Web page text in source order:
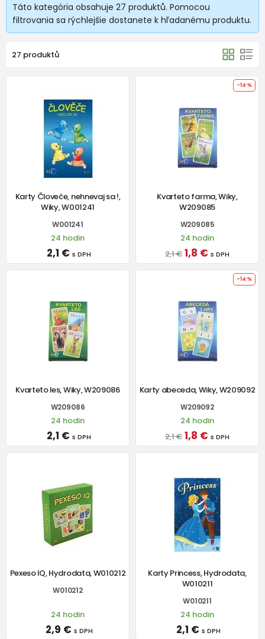
Táto kategória obsahuje 27 produktů. Pomocou
filtrovania sa rýchlejšie dostanete k hľadanému produktu.
27 produktů
Karty Človeče, nehnevaj sa !,
Wiky, W001241
W001241
24 hodin
2,1 € s DPH
-14%
Kvarteto farma, Wiky,
W209085
W209085
24 hodin
2,1 € 1,8 € s DPH
Kvarteto les, Wiky, W209086
W209086
24 hodin
2,1 € s DPH
-14%
Karty abeceda, Wiky, W209092
W209092
24 hodin
2,1 € 1,8 € s DPH
Pexeso IQ, Hydrodata, W010212
W010212
24 hodin
2,9 € s DPH
Karty Princess, Hydrodata,
W010211
W010211
24 hodin
2,1 € s DPH